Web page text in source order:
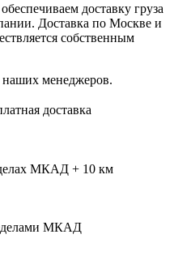
доставку груза
Доставка по Москве и
собственным
наших менеджеров.
доставка
МКАД + 10 км
МКАД